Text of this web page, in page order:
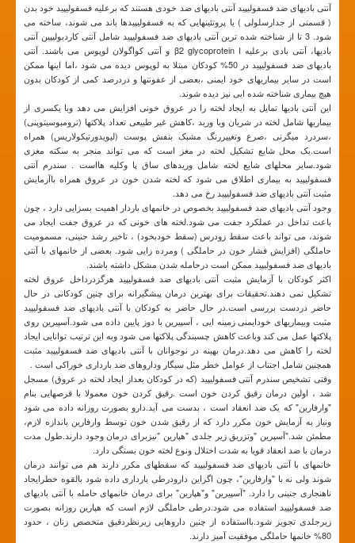
آنتی بادیهای ضد فسفولیپید آنتی بادیهای ضد خودی هستند که برعلیه فسفولیپید خود بدن
( قسمتی از جدارسلولی ) یا پروتئینهایی که به فسفولیپیدها باند می شوند، ساخته می
شود. 3 تا از شناخته شده ترین آنتی بادیهای ضد فسفولیپید شامل آنتی کاردیولیپین آنتی
بادیها، آنتی بادی برعلیه β2 glycoprotein I و آنتی کواگولان لوپوس می باشند. آنتی
بادیهای ضد فسفولیپید در 50% کودکان مبتلا به لوپوس دیده می شود ،اما اینها ممکن
است در سایر بیماریهای خود ایمنی ،بعضی از عفونتها و دردرصد کمی از کودکان بدون
هیچ بیماری شناخته شده ایی نیز دیده شوند.
این آنتی بادیها تمایل به ایجاد لخته را در عروق خونی افزایش می دهد وبا یکسری از
بیماریها شامل لخته در شریان ویا ورید ،کاهش غیر طبیعی تعداد پلاکتها (ترومبوسیتوپنی)
،سردرد میگرنی ،صرع وتغییررنگ مشبک بنفش پوست (لیویدورتیکولاریس) همراه
است.یک محل شایع تشکیل لخته در مغز است که می تواند منجر به سکته مغزی
شود.سایر محلهای شایع لخته شامل وریدهای ساق پا وکلیه هااست . سندرم آنتی
فسفولیپید به بیماری اطلاق می شود که لخته شدن خون در عروق همراه باآزمایش
مثبت آنتی بادیهای ضد فسفولیپید رخ می دهد.
وجود آنتی بادیهای ضد فسفولیپید بخصوص در خانمهای باردار اهمیت بسزایی دارد ، چون
باعث تداخل در عملکرد جفت می شود.لخته های خونی که در عروق جفت ایجاد می
شوند، می تواند باعث سقط زودرس (سقط خودبخود) ، تاخیر رشد جنینی، مسمومیت
حاملگی (افزایش فشار خون در حاملگی ) ومرده زایی شود. بعضی از خانمهای با آنتی
بادیهای ضد فسفولیپید ممکن است درحامله شدن مشکل داشته باشند.
اکثر کودکان با آزمایش مثبت آنتی بادیهای ضد فسفولیپید هرگزدرداخل عروق لخته
تشکیل نمی دهند.تحقیقات برای بهترین درمان پیشگیرانه برای چنین کودکانی در حال
حاضر دردست بررسی است.در حال حاضر به کودکان با آنتی بادیهای ضد فسفولیپید
مثبت وبیماریهای خودایمنی زمینه ایی ، آسپیرین با دوز پایین داده می شود.آسپیرین روی
پلاکتها عمل می کند وباعث کاهش چسبندگی پلاکتها می شود وبه این ترتیب توانایی ایجاد
لخته را کاهش می دهد.درمان بهینه در نوجوانان با آنتی بادیهای ضد فسفولیپید مثبت
همچنین شامل اجتناب از عوامل خطر مثل سیگار وداروهای ضد بارداری خوراکی است .
وقتی تشخیص سندرم آنتی فسفولیپید (که در کودکان بعداز ایجاد لخته در عروق) مسجل
شد ، اولین درمان رقیق کردن خون است .رقیق کردن خون معمولا با قرصهایی بنام
"وارفارین" که یک ضد انعقاد است ، بدست می آید.دارو بصورت روزانه داده می شود
ونیاز به آزمایش خون مکرر دارد که از رقیق شدن خون توسط وارفارین باندازه لازم،
مطمئن شد."آسپرین "وتزریق زیر جلدی "هپارین "نیزبرای درمان وجود دارند.طول مدت
درمان با ضد انعقاد قویا به شدت اختلال ونوع لخته خون بستگی دارد.
خانمهای با آنتی بادیهای ضد فسفولیپید که سقطهای مکرر دارند هم می توانند درمان
شوند ولی نه با "وارفارین"، چون اگراین دارودرطی بارداری داده شود بالقوه خطرایجاد
ناهنجاری جنینی را دارد. "آسپیرین" و"هپارین" برای درمان خانمهای حامله با آنتی بادیهای
ضد فسفولیپید استفاده می شود.درطی حاملگی لازم است که هپارین روزانه بصورت
زیرجلدی تجویز شود.بااستفاده از چنین داروهایی زیرنظردقیق متخصص زنان ، حدود
80% خانمها حاملگی موفقیت آمیز دارند.